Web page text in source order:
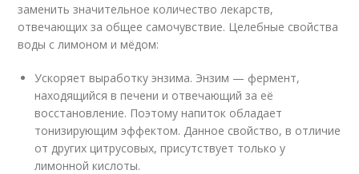
заменить значительное количество лекарств,
отвечающих за общее самочувствие. Целебные свойства
воды с лимоном и мёдом:
Ускоряет выработку энзима. Энзим — фермент,
находящийся в печени и отвечающий за её
восстановление. Поэтому напиток обладает
тонизирующим эффектом. Данное свойство, в отличие
от других цитрусовых, присутствует только у
лимонной кислоты.